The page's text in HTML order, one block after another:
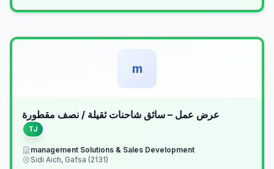
m
عرض عمل – سائق شاحنات ثقيلة / نصف مقطورة
TJ
management Solutions & Sales Development
Sidi Aich, Gafsa (2131)